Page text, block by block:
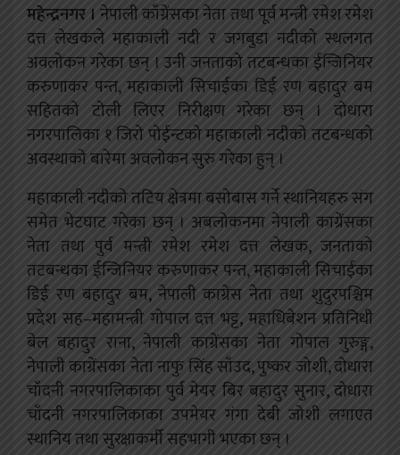
महेन्द्रनगर । नेपाली काँग्रेंसका नेता तथा पूर्व मन्त्री रमेश रमेश
दत्त लेखकले महाकाली नदी र जगबुडा नदीको स्थलगत
अवलोकन गरेका छन् । उनी जनताको तटबन्धका ईन्जिनियर
करुणाकर पन्त, महाकाली सिचाईका डिई रण बहादुर बम
सहितको टोली लिएर निरीक्षण गरेका छन् । दोधारा
नगरपालिका १ जिरो पोईन्टको महाकाली नदीको तटबन्धको
अवस्थाको बारेमा अवलोकन सुरु गरेका हुन् ।
महाकाली नदीको तटिय क्षेत्रमा बसोबास गर्ने स्थानियहरु संग
समेत भेटघाट गरेका छन् । अबलोकनमा नेपाली काग्रेंसका
नेता तथा पुर्व मन्त्री रमेश रमेश दत्त लेखक, जनताको
तटबन्धका ईन्जिनियर करुणाकर पन्त, महाकाली सिचाईका
डिई रण बहादुर बम, नेपाली काग्रेंस नेता तथा शुदुरपश्चिम
प्रदेश सह–महामन्त्री गोपाल दत्त भट्ट, महाधिबेशन प्रतिनिधी
बेल बहादुर राना, नेपाली काग्रेंसका नेता गोपाल गुरुङ्ग,
नेपाली काग्रेंसका नेता नाफु सिंह साँउद, पुष्कर जोशी, दोधारा
चाँदनी नगरपालिकाका पुर्व मेयर बिर बहादुर सुनार, दोधारा
चाँदनी नगरपालिकाका उपमेयर गंगा देबी जोशी लगाएत
स्थानिय तथा सुरक्षाकर्मी सहभागी भएका छन् ।